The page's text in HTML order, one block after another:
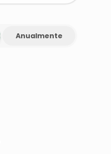
Anualmente